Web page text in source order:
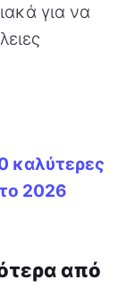
για να
καλύτερες
2026
από